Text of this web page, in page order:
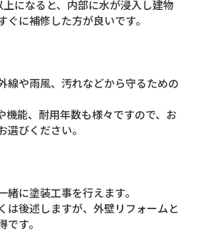
になると、内部に水が浸入し建物
ぐに補修した方が良いです。
線や雨風、汚れなどから守るための
機能、耐用年数も様々ですので、お
びください。
緒に塗装工事を行えます。
は後述しますが、外壁リフォームと
す。